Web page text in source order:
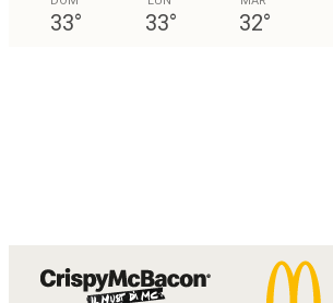
33° 33° 32°